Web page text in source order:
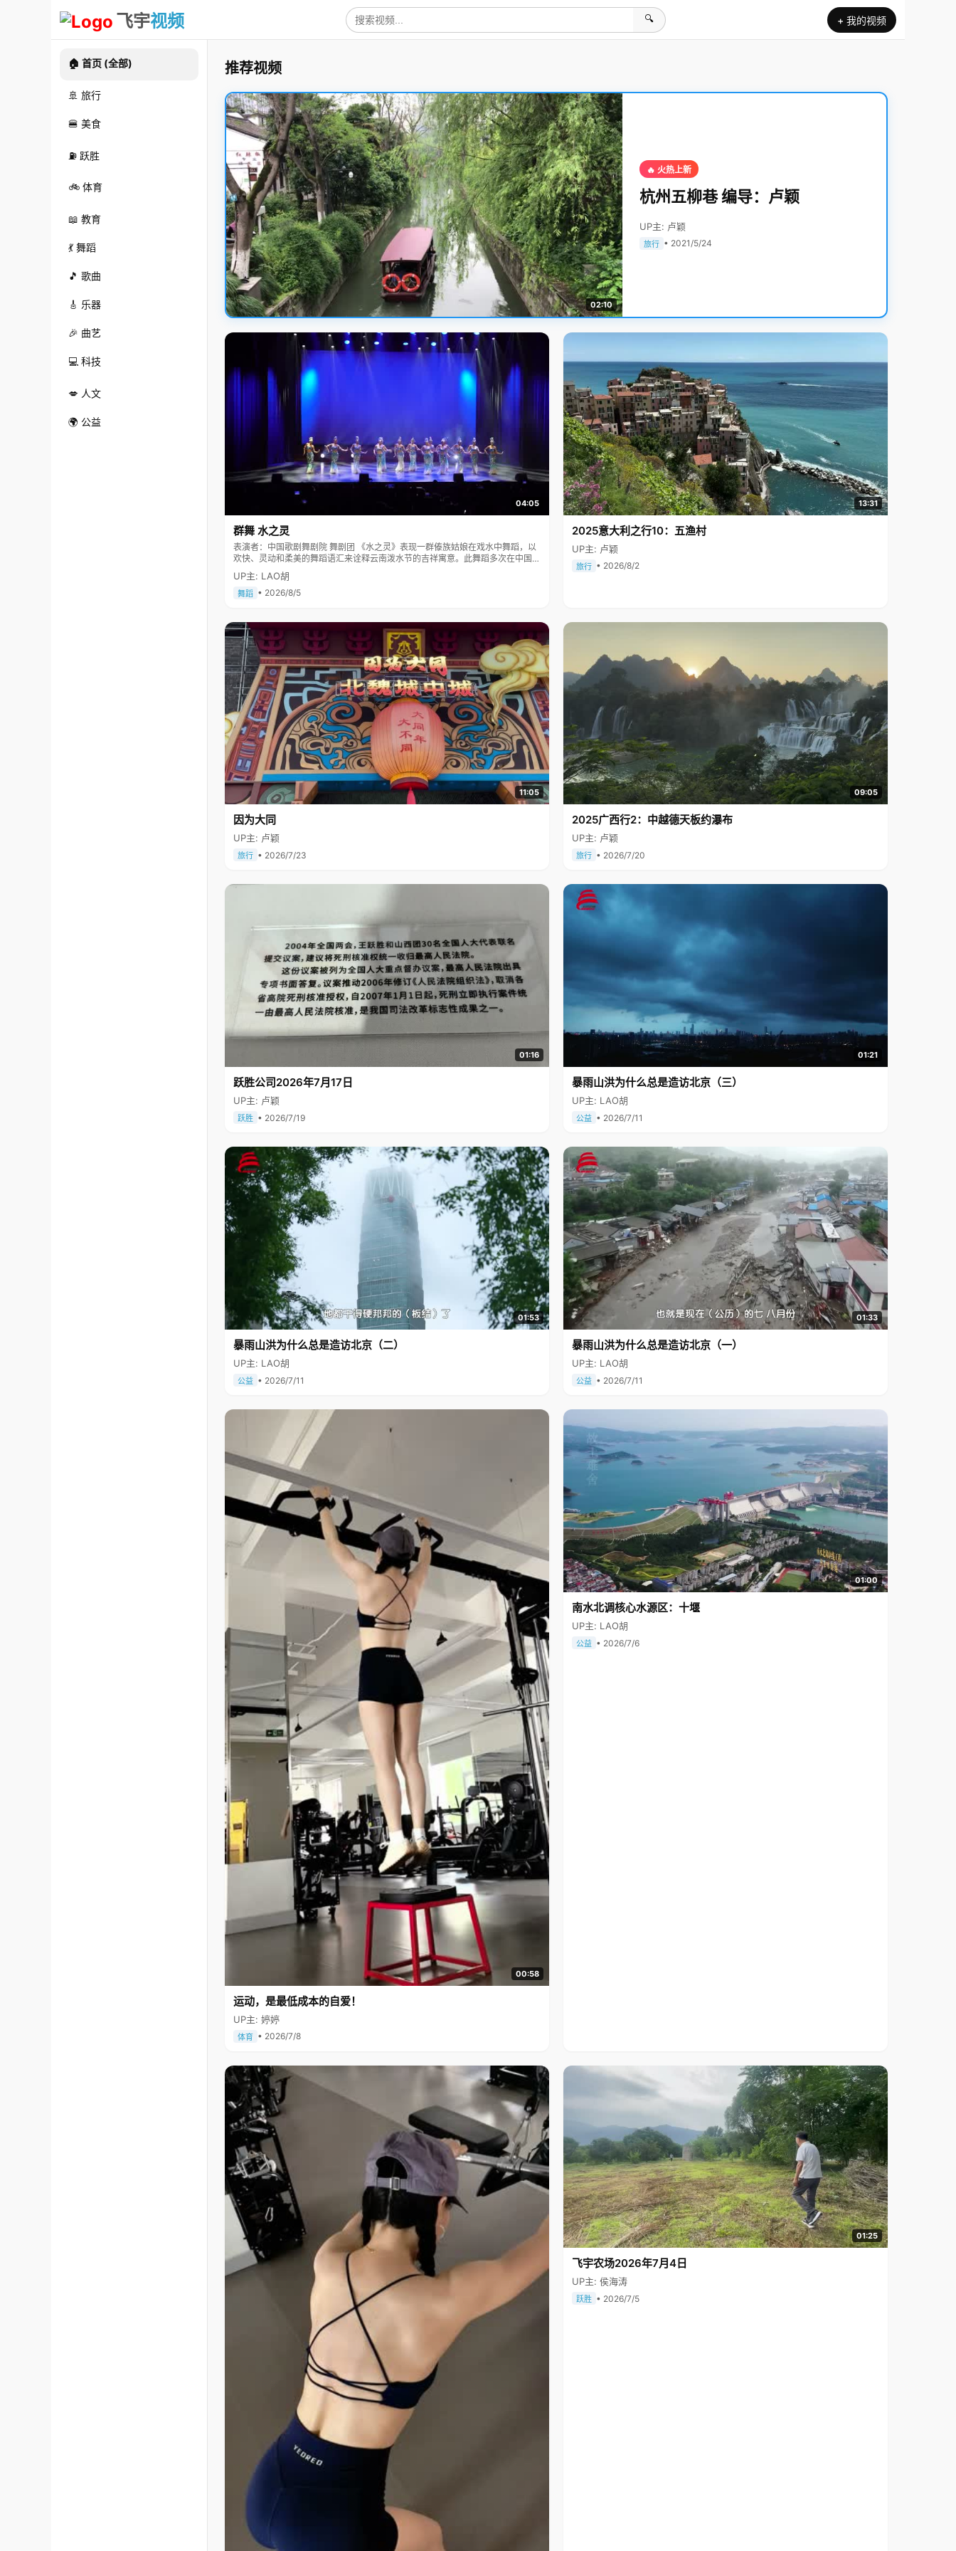
飞宇视频 🔍 + 我的视频
🏠 首页 (全部)
🚢 旅行
🍔 美食
⛽ 跃胜
🚲 体育
📖 教育
💃 舞蹈
🎵 歌曲
🎸 乐器
🎉 曲艺
💻 科技
💋 人文
🌍 公益
推荐视频
02:10
🔥 火热上新
杭州五柳巷 编导：卢颖
UP主: 卢颖
旅行 • 2021/5/24
04:05
群舞 水之灵
表演者：中国歌剧舞剧院 舞剧团 《水之灵》表现一群傣族姑娘在戏水中舞蹈，以
欢快、灵动和柔美的舞蹈语汇来诠释云南泼水节的吉祥寓意。此舞蹈多次在中国人
民大会堂及国际舞台上表演，一直得到赞誉其舞美，人美，寓意美。。
UP主: LAO胡
舞蹈 • 2026/8/5
13:31
2025意大利之行10：五渔村
UP主: 卢颖
旅行 • 2026/8/2
11:05
因为大同
UP主: 卢颖
旅行 • 2026/7/23
09:05
2025广西行2：中越德天板约瀑布
UP主: 卢颖
旅行 • 2026/7/20
01:16
跃胜公司2026年7月17日
UP主: 卢颖
跃胜 • 2026/7/19
01:21
暴雨山洪为什么总是造访北京（三）
UP主: LAO胡
公益 • 2026/7/11
01:53
暴雨山洪为什么总是造访北京（二）
UP主: LAO胡
公益 • 2026/7/11
01:33
暴雨山洪为什么总是造访北京（一）
UP主: LAO胡
公益 • 2026/7/11
00:58
运动，是最低成本的自爱！
UP主: 婷婷
体育 • 2026/7/8
01:00
南水北调核心水源区：十堰
UP主: LAO胡
公益 • 2026/7/6
01:25
飞宇农场2026年7月4日
UP主: 侯海涛
跃胜 • 2026/7/5